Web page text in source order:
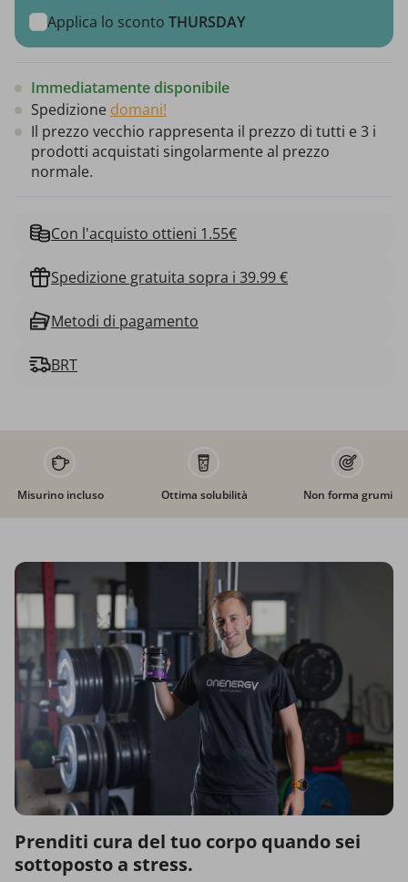
Applica lo sconto THURSDAY
Immediatamente disponibile
Spedizione domani!
Il prezzo vecchio rappresenta il prezzo di tutti e 3 i
prodotti acquistati singolarmente al prezzo
normale.
Con l'acquisto ottieni 1.55€
Spedizione gratuita sopra i 39.99 €
Metodi di pagamento
BRT
Misurino incluso Ottima solubilità Non forma grumi
Prenditi cura del tuo corpo quando sei
sottoposto a stress.